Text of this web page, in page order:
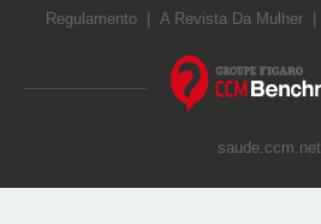
Regulamento
A Revista Da Mulher
saude.ccm.net